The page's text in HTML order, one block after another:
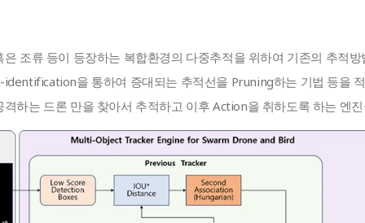
조류 등이 등장하는 복합환경의 다중추적을 위하여 기존의 추적
identification을 통하여 증대되는 추적선을 Pruning하는 기법 등을
하는 드론 만을 찾아서 추적하고 이후 Action을 취하도록 하는 엔